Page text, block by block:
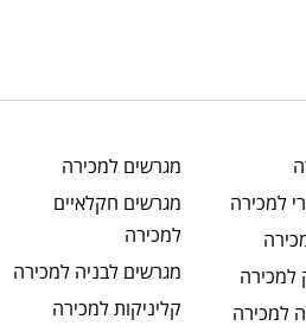
למכירה
למכירה
למכירה
מגרשים למכירה
מגרשים חקלאיים
למכירה
מגרשים לבניה למכירה
קליניקותלמכירה